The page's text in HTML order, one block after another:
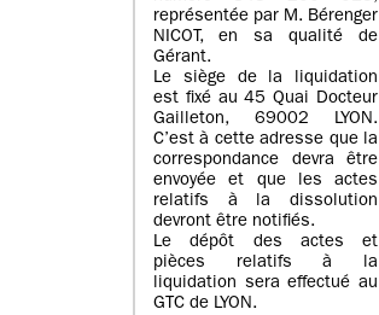
représentée par M. Bérenger
NICOT, en sa qualité de
Gérant.
Le siège de la liquidation
est fixé au45 Quai Docteur
Gailleton, 69002 LYON.
C’est à cette adresse que la
correspondance devra être
envoyée et que les actes
relatifs à la dissolution
devront être notifiés.
Le dépôt des actes et
pièces relatifs à la
liquidation sera effectué au
GTC de LYON.